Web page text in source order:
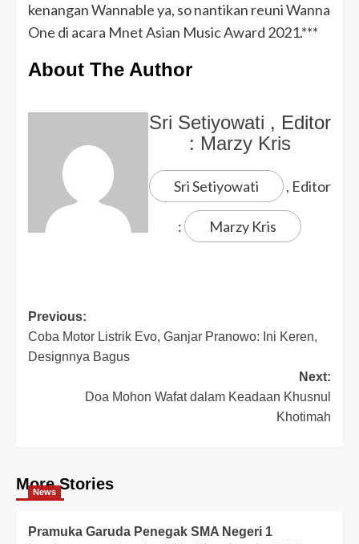
kenangan Wannable ya, so nantikan reuni Wanna
One di acara Mnet Asian Music Award 2021.***
About The Author
Sri Setiyowati , Editor
: Marzy Kris
Sri Setiyowati , Editor
: Marzy Kris
Previous:
Coba Motor Listrik Evo, Ganjar Pranowo: Ini Keren,
Designnya Bagus
Next:
Doa Mohon Wafat dalam Keadaan Khusnul
Khotimah
More Stories
News
Pramuka Garuda Penegak SMA Negeri 1